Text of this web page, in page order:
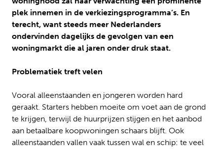
plek innemen in de verkiezingsprogramma’s. En
terecht, want steeds meer Nederlanders
ondervinden dagelijks de gevolgen van een
woningmarkt die al jaren onder druk staat.
Problematiek treft velen
Vooral alleenstaanden en jongeren worden hard
geraakt. Starters hebben moeite om voet aan de grond
te krijgen, terwijl de huurprijzen stijgen en het aanbod
aan betaalbare koopwoningen schaars blijft. Ook
alleenstaanden vallen vaak tussen wal en schip: te veel